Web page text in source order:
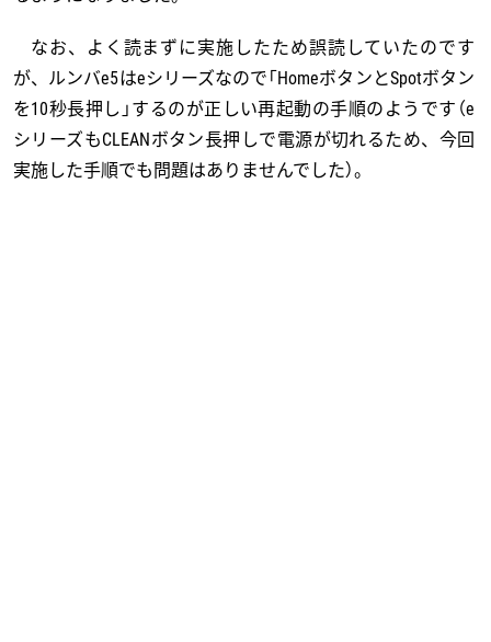
なお、よく読まずに実施したため誤読していたのです
が、ルンバe5はeシリーズなので「HomeボタンとSpotボタン
を10秒長押し」するのが正しい再起動の手順のようです（e
シリーズもCLEANボタン長押しで電源が切れるため、今回
実施した手順でも問題はありませんでした）。